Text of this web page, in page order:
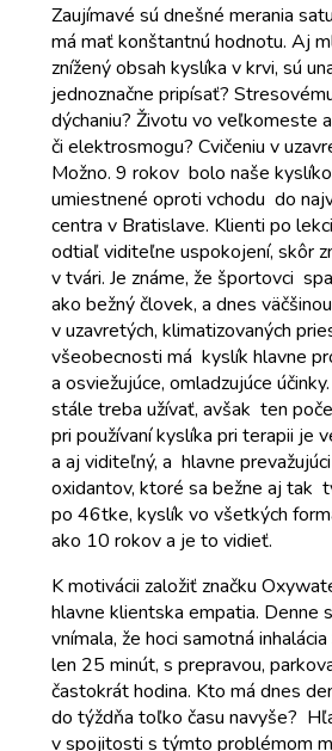
Zaujímavé sú dnešné merania
má mať konštantnú hodnotu. Aj
znížený obsah kyslíka v krvi, sú
jednoznačne pripísať?
dýchaniu? Životu vo veľkomeste
či elektrosmogu? Cvičeniu v
Možno. 9 rokov bolo naše
umiestnené oproti vchodu do
centra v Bratislave. Klienti po
odtiaľ viditeľne uspokojení, skôr
v tvári. Je známe, že športovci
ako bežný človek, a dnes
v uzavretých, klimatizovaných
všeobecnosti má kyslík hlavne
a osviežujúce, omladzujúce
stále treba užívať, avšak ten
pri používaní kyslíka pri terapii je
a aj viditeľný, a hlavne
oxidantov, ktoré sa bežne aj tak
po 46tke, kyslík vo všetkých
ako 10 rokov a je to vidieť.
K motivácii založiť značku
hlavne klientska empatia. Denne
vnímala, že hoci samotná
len 25 minút, s prepravou,
častokrát hodina. Kto má dnes
do týždňa toľko času navyše?
v spojitosti s týmto problémom